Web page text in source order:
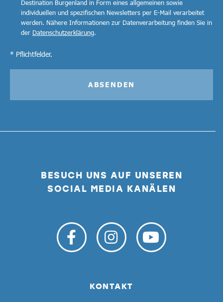
BESUCH UNS AUF UNSEREN
SOCIAL MEDIA KANÄLEN
KONTAKT
Destination Burgenland in Form eines allgemeinen sowie
individuellen und spezifischen Newsletters per E-Mail verarbeitet
werden. Nähere Informationen zur Datenverarbeitung finden Sie in
der Datenschutzerklärung.
* Pflichtfelder.
ABSENDEN